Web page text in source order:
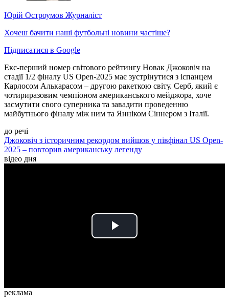
Юрій Остроумов Журналіст
Хочеш бачити наші футбольні новини частіше?
Підписатися в Google
Екс-перший номер світового рейтингу Новак Джоковіч на
стадії 1/2 фіналу US Open-2025 має зустрінутися з іспанцем
Карлосом Алькарасом – другою ракеткою світу. Серб, який є
чотириразовим чемпіоном американського мейджора, хоче
засмутити свого суперника та завадити проведенню
майбутнього фіналу між ним та Янніком Сіннером з Італії.
до речі
Джоковіч з історичним рекордом вийшов у півфінал US Open-
2025 – повторив американську легенду
відео дня
Play
реклама